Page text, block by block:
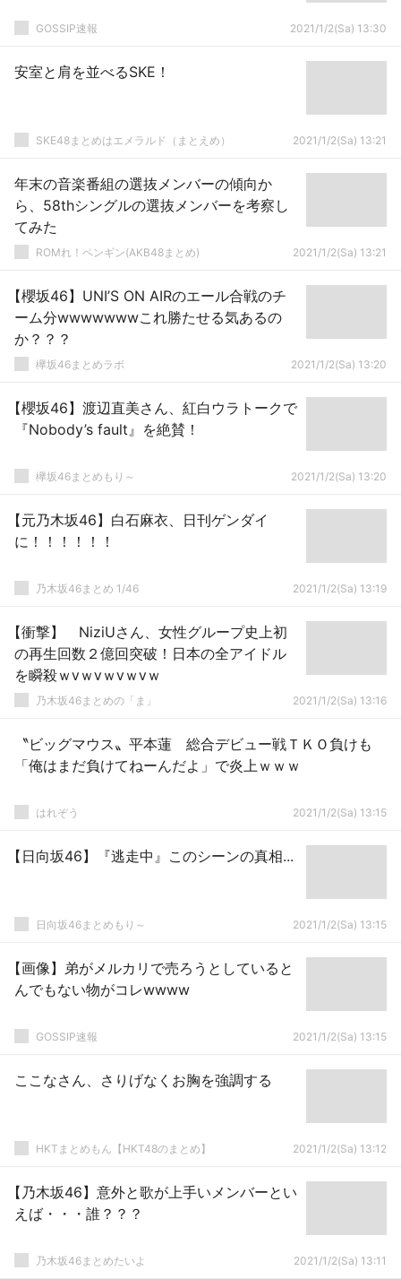
GOSSIP速報 2021/1/2(Sa) 13:30
安室と肩を並べるSKE！
SKE48まとめはエメラルド（まとえめ） 2021/1/2(Sa) 13:21
年末の音楽番組の選抜メンバーの傾向か
ら、58thシングルの選抜メンバーを考察し
てみた
ROMれ！ペンギン(AKB48まとめ) 2021/1/2(Sa) 13:21
【櫻坂46】UNI’S ON AIRのエール合戦のチ
ーム分wwwwwwwこれ勝たせる気あるの
か？？？
欅坂46まとめラボ 2021/1/2(Sa) 13:20
【櫻坂46】渡辺直美さん、紅白ウラトークで
『Nobody’s fault』を絶賛！
欅坂46まとめもり～ 2021/1/2(Sa) 13:20
【元乃木坂46】白石麻衣、日刊ゲンダイ
に！！！！！！
乃木坂46まとめ 1/46 2021/1/2(Sa) 13:19
【衝撃】 NiziUさん、女性グループ史上初
の再生回数２億回突破！日本の全アイドル
を瞬殺ｗⅴｗⅴｗⅴｗⅴｗ
乃木坂46まとめの「ま」 2021/1/2(Sa) 13:16
〝ビッグマウス〟平本蓮 総合デビュー戦ＴＫＯ負けも
「俺はまだ負けてねーんだよ」で炎上ｗｗｗ
はれぞう 2021/1/2(Sa) 13:15
【日向坂46】『逃走中』このシーンの真相...
日向坂46まとめもり～ 2021/1/2(Sa) 13:15
【画像】弟がメルカリで売ろうとしていると
んでもない物がコレwwww
GOSSIP速報 2021/1/2(Sa) 13:15
ここなさん、さりげなくお胸を強調する
HKTまとめもん【HKT48のまとめ】 2021/1/2(Sa) 13:12
【乃木坂46】意外と歌が上手いメンバーとい
えば・・・誰？？？
乃木坂46まとめたいよ 2021/1/2(Sa) 13:11